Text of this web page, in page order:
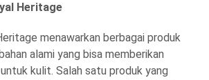
Heritage
menawarkan berbagai produk
alami yang bisa memberikan
kulit. Salah satu produk yang